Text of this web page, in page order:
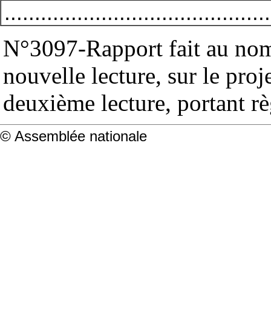
N°3097-Rapport fait au
nouvelle lecture, sur le
deuxième lecture, portant
© Assemblée nationale